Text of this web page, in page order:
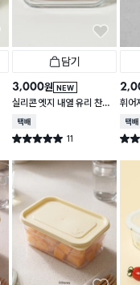
담기
NEW
3,000원
실리콘 엣지 내열 유리 찬통
550 ml
택배배송
별점 5.0점 11
건 작성
휘어
2 L
택배
별점